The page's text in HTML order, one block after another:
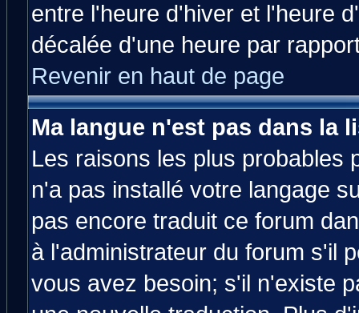
entre l'heure d'hiver et l'heure
décalée d'une heure par
Revenir en haut de page
Ma langue n'est pas dans la
Les raisons les plus probables
n'a pas installé votre langage
pas encore traduit ce forum
à l'administrateur du forum s'il
vous avez besoin; s'il n'existe